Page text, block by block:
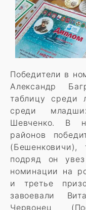
Победители в
Александр
таблицу среди
среди
Шевченко. В
районов
(Бешенковичи),
подряд он
номинации на
и третье
завоевали
Червонец